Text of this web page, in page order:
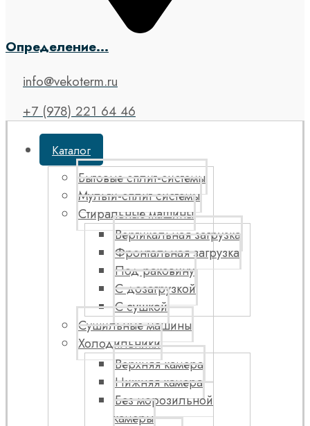
Определение...
info@vekoterm.ru
+7 (978) 221 64 46
Каталог
Бытовые сплит-системы
Мульти-сплит системы
Стиральные машины
Вертикальная загрузка
Фронтальная загрузка
Под раковину
С дозагрузкой
С сушкой
Сушильные машины
Холодильники
Верхняя камера
Нижняя камера
Без морозильной
камеры